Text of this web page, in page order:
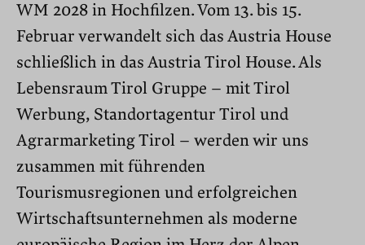
WM 2028 in Hochfilzen. Vom 13. bis 15.
Februar verwandelt sich das Austria House
schließlich in das Austria Tirol House. Als
Lebensraum Tirol Gruppe – mit Tirol
Werbung, Standortagentur Tirol und
Agrarmarketing Tirol – werden wir uns
zusammen mit führenden
Tourismusregionen und erfolgreichen
Wirtschaftsunternehmen als moderne